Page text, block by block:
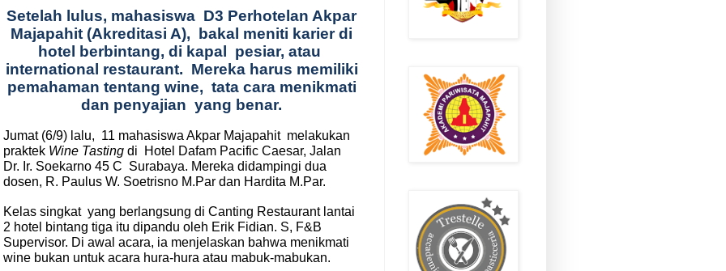
Setelah lulus, mahasiswa D3 Perhotelan Akpar
Majapahit (Akreditasi A), bakal meniti karier di
hotel berbintang, di kapal pesiar, atau
international restaurant. Mereka harus memiliki
pemahaman tentang wine, tata cara menikmati
dan penyajian yang benar.
Jumat (6/9) lalu, 11 mahasiswa Akpar Majapahit melakukan
praktek Wine Tasting di
Hotel Dafam Pacific Caesar, Jalan
Dr. Ir. Soekarno 45 C Surabaya. Mereka didampingi dua
dosen, R. Paulus W. Soetrisno M.Par dan Hardita M.Par.
Kelas singkat yang berlangsung di Canting Restaurant lantai
2 hotel bintang tiga itu dipandu oleh Erik Fidian. S, F&B
Supervisor. Di awal acara, ia menjelaskan bahwa menikmati
wine bukan untuk acara hura-hura atau mabuk-mabukan.